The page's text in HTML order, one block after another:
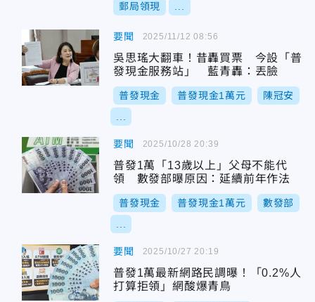
郵局領現
要聞
吳思瑤大翻車！昔轟買票 今設「普
發現金服務站」 藍青轟：丟臉
普發現金 普發現金1萬元 陳冠安
2025/11/12 08:56
要聞
普發1萬「13歲以上」父母不能代
領 數發部曝原因：延續前年作法
普發現金 普發現金1萬元 數發部
2025/10/28 20:39
要聞
普發1萬最新網路民調曝！「0.2%人
打算拒領」網酸爆青鳥
2025/10/27 20:19